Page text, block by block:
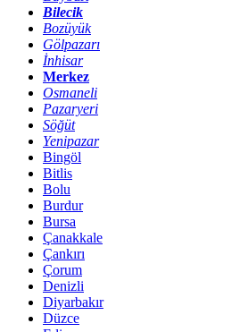
Bilecik
Bozüyük
Gölpazarı
İnhisar
Merkez
Osmaneli
Pazaryeri
Söğüt
Yenipazar
Bingöl
Bitlis
Bolu
Burdur
Bursa
Çanakkale
Çankırı
Çorum
Denizli
Diyarbakır
Düzce